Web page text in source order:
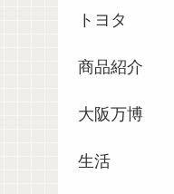
トヨタ
商品紹介
大阪万博
生活